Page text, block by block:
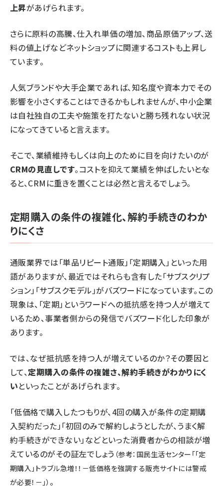
上昇があげられます。
さらに原料の高騰、仕入れ単価の増加、商品原価アップ、送
料の値上げなどネットショップに関連するコストも上昇し
ています。
人気ブランドや大手企業であれば、知名度や資本力でその
影響を小さくすることはできるかもしれませんが、中小企業
は自社独自の工夫や施策を打たないと勝ち残れない状況
になってきていると言えます。
そこで、業績維持もしくは向上のために目を向けたいのが
CRMの見直しです。コストを抑えて業績を伸ばしたい――とな
ると、CRMに重きを置くことは必然と言えるでしょう。
定期購入の条件の複雑化、解約手続きのわか
りにくさ
通販業界では「単品リピート通販」「定期購入」といった用
語がありますが、最近ではそれらも含有した「サブスクリプ
ション」「サブスクモデル」がバズワードになっています。この
現象は、「定期」というワードへの抵抗感を持つ人が増えて
いるため、事業者側からの発信でバズワード化した印象が
あります。
では、なぜ抵抗感を持つ人が増えているのか？その要因と
して、定期購入の条件の複雑さ、解約手続きがわかりにく
いといったことがあげられます。
「低価格で購入したつもりが、4回の購入が条件の定期購
入契約だった」「初回のみで解約しようとしたが、うまく解
約手続きができない」などといった消費者からの相談が増
えているのがその証左でしょう （参考：国民生活センター 「「定
期購入」トラブル急増！！－低価格を強調する販売サイトには警戒
が必要！－」） 。